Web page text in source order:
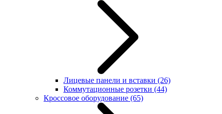
Лицевые панели и вставки (26)
Коммутационные розетки (44)
Кроссовое оборудование (65)